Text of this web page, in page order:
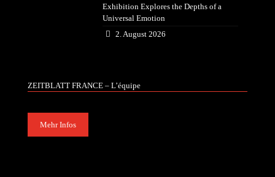
Exhibition Explores the Depths of a
Universal Emotion
2. August 2026
ZEITBLATT FRANCE – L’équipe
Mehr Infos